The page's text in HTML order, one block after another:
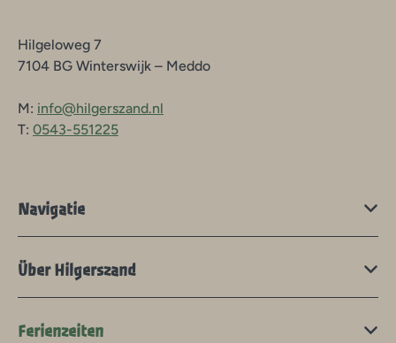
Hilgeloweg 7
7104 BG Winterswijk – Meddo
M: info@hilgerszand.nl
T: 0543-551225
Navigatie
Über Hilgerszand
Ferienzeiten